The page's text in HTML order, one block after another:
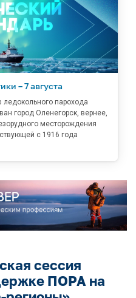
– 7 августа
парохода
город Оленегорск, вернее,
месторождения
с 1916 года
сессия
ПОРА на